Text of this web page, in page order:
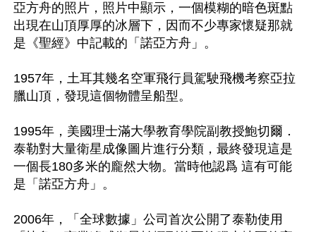
亞方舟的照片，照片中顯示，一個模糊的暗色斑點
出現在山頂厚厚的冰層下，因而不少專家懷疑那就
是《聖經》中記載的「諾亞方舟」。
1957年，土耳其幾名空軍飛行員駕駛飛機考察亞拉
臘山頂，發現這個物體呈船型。
1995年，美國理士滿大學教育學院副教授鮑切爾．
泰勒對大量衛星成像圖片進行分類，最終發現這是
一個長180多米的龐然大物。當時他認爲 這有可能
是「諾亞方舟」。
2006年，「全球數據」公司首次公開了泰勒使用